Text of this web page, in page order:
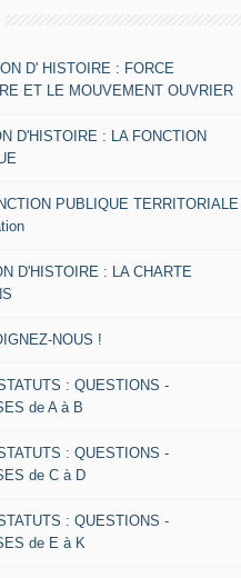
D' HISTOIRE : FORCE
ET LE MOUVEMENT OUVRIER
D'HISTOIRE : LA FONCTION
PUBLIQUE TERRITORIALE
D'HISTOIRE : LA CHARTE
NOUS !
: QUESTIONS -
de A à B
: QUESTIONS -
de C à D
: QUESTIONS -
de E à K